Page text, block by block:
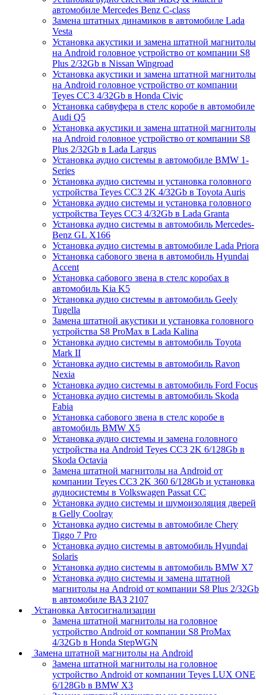
автомобиле Mercedes Benz C-class
Замена штатных динамиков в автомобиле Lada
Vesta
Установка акустики и замена штатной магнитолы
на Android головное устройство от компании S8
Plus 2/32Gb в Nissan Wingroad
Установка акустики и замена штатной магнитолы
на Android головное устройство от компании
Teyes CC3 4/32Gb в Honda Civic
Установка сабвуфера в стелс коробе в автомобиле
Audi Q5
Установка акустики и замена штатной магнитолы
на Android головное устройство от компании S8
Plus 2/32Gb в Lada Largus
Установка аудио системы в автомобиле BMW 1-
Series
Установка аудио системы и установка головного
устройства Teyes CC3 2K 4/32Gb в Toyota Auris
Установка аудио системы и установка головного
устройства Teyes CC3 4/32Gb в Lada Granta
Установка аудио системы в автомобиль Mercedes-
Benz GL X166
Установка аудио системы в автомобиле Lada Priora
Установка сабового звена в автомобиль Hyundai
Accent
Установка сабового звена в стелс коробах в
автомобиль Kia K5
Установка аудио системы в автомобиль Geely
Tugella
Замена штатной акустики и установка головного
устройства S8 ProMax в Lada Kalina
Установка аудио системы в автомобиль Toyota
Mark II
Установка аудио системы в автомобиль Ravon
Nexia
Установка аудио системы в автомобиль Ford Focus
Установка аудио системы в автомобиль Skoda
Fabia
Установка сабового звена в стелс коробе в
автомобиль BMW X5
Установка аудио системы и замена головного
устройства на Android Teyes CC3 2K 6/128Gb в
Skoda Octavia
Замена штатной магнитолы на Android от
компании Teyes CC3 2K 360 6/128Gb и установка
аудиосистемы в Volkswagen Passat CC
Установка аудио системы и шумоизоляция дверей
в Gelly Coolray
Установка аудио системы в автомобиле Chery
Tiggo 7 Pro
Установка аудио системы в автомобиль Hyundai
Solaris
Установка аудио системы в автомобиль BMW X7
Установка аудио системы и замена штатной
магнитолы на Android от компании S8 Plus 2/32Gb
в автомобиле ВАЗ 2107
Установка Автосигнализации
Замена штатной магнитолы на головное
устройство Android от компании S8 ProMax
4/32Gb в Honda StepWGN
Замена штатной магнитолы на Android
Замена штатной магнитолы на головное
устройство Android от компании Teyes LUX ONE
6/128Gb в BMW X3